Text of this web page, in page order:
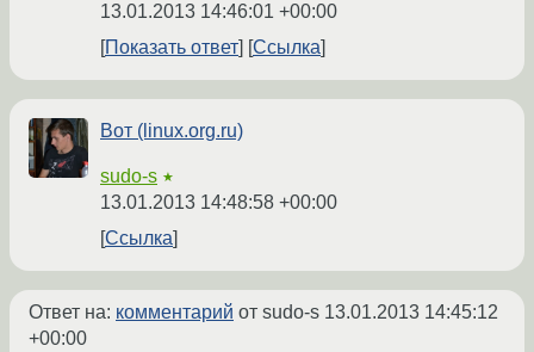
13.01.2013 14:46:01 +00:00
Показать ответ
Ссылка
Вот (linux.org.ru)
sudo-s ★
13.01.2013 14:48:58 +00:00
Ссылка
Ответ на: комментарий от sudo-s 13.01.2013 14:45:12
+00:00